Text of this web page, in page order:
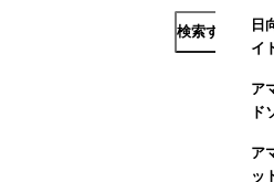
検索する
日
イ
ア
ド
ア
ッ